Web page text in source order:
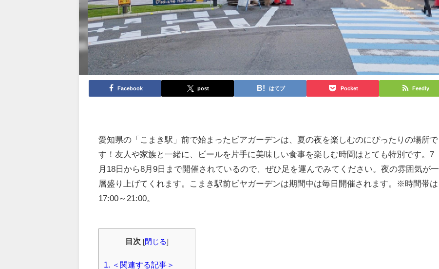
Facebook post はてブ Pocket Feedly
愛知県の「こまき駅」前で始まったビアガーデンは、夏の夜を楽しむのにぴったりの場所で
す！友人や家族と一緒に、ビールを片手に美味しい食事を楽しむ時間はとても特別です。7
月18日から8月9日まで開催されているので、ぜひ足を運んでみてください。夜の雰囲気が一
層盛り上げてくれます。こまき駅前ビヤガーデンは期間中は毎日開催されます。※時間帯は
17:00～21:00。
目次 閉じる
1.
＜関連する記事＞